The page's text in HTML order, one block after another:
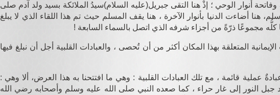
وفاتحة أنوار الوحي ؛ إذْ هنا التقى جبريل(عليه السلام) سيدُ الملائكة بسيد ولد آدم صلى
، هنا أضاءت الدنيا بأنوار الآخرة ، هنا يقف المسلم حيث تم هذا اللقاء الذي لا يبلغ
كلُّه مجموعًا ذرّةً من أجزاء شرفه الذي اتصل بالسماء السابعة !
الإيمانية المتعلقة بهذا المكان أكثر من أن تُحصى ، والعبادات القلبية أجل أن نبلغ فيها
عملية قائمة ، مع تلك العبادات القلبية : وهي ما افتتحنا به هذا العرض، ألا وهي :
جبل النور إلى غار حراء ، كما صعده النبي صلى الله عليه وسلم وأصحابه رضي الله